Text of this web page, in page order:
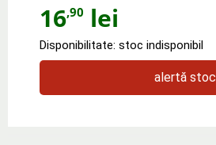
16,90 lei
Disponibilitate: stoc indisponibil
alertă stoc